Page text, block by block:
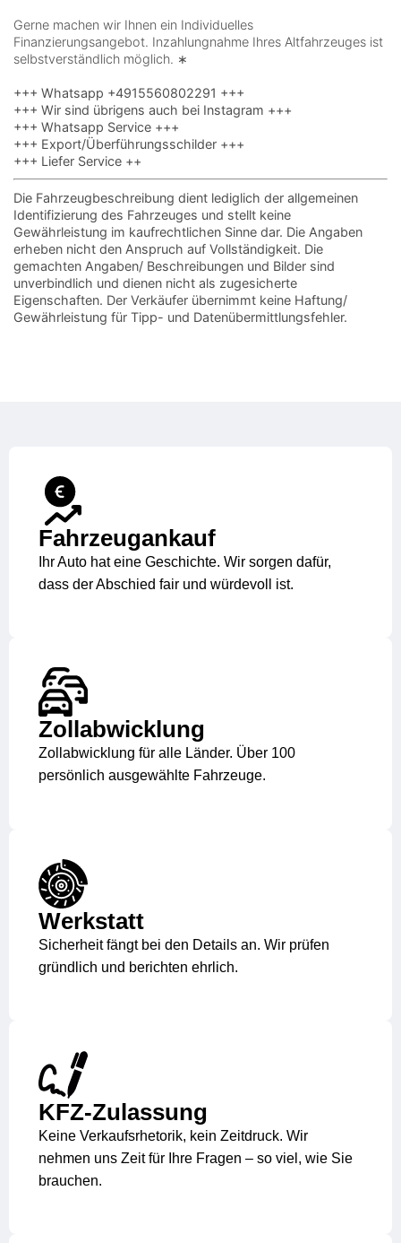
Gerne machen wir Ihnen ein Individuelles
Finanzierungsangebot. Inzahlungnahme Ihres Altfahrzeuges ist
selbstverständlich möglich. ∗
+++ Whatsapp +4915560802291 +++
+++ Wir sind übrigens auch bei Instagram +++
+++ Whatsapp Service +++
+++ Export/Überführungsschilder +++
+++ Liefer Service ++
Die Fahrzeugbeschreibung dient lediglich der allgemeinen
Identifizierung des Fahrzeuges und stellt keine
Gewährleistung im kaufrechtlichen Sinne dar. Die Angaben
erheben nicht den Anspruch auf Vollständigkeit. Die
gemachten Angaben/ Beschreibungen und Bilder sind
unverbindlich und dienen nicht als zugesicherte
Eigenschaften. Der Verkäufer übernimmt keine Haftung/
Gewährleistung für Tipp- und Datenübermittlungsfehler.
Fahrzeug­ankauf
Ihr Auto hat eine Geschichte. Wir sorgen dafür,
dass der Abschied fair und würdevoll ist.
Zoll­abwicklung
Zollabwicklung für alle Länder. Über 100
persönlich ausgewählte Fahrzeuge.
Werkstatt
Sicherheit fängt bei den Details an. Wir prüfen
gründlich und berichten ehrlich.
KFZ-Zulassung
Keine Verkaufsrhetorik, kein Zeitdruck. Wir
nehmen uns Zeit für Ihre Fragen – so viel, wie Sie
brauchen.